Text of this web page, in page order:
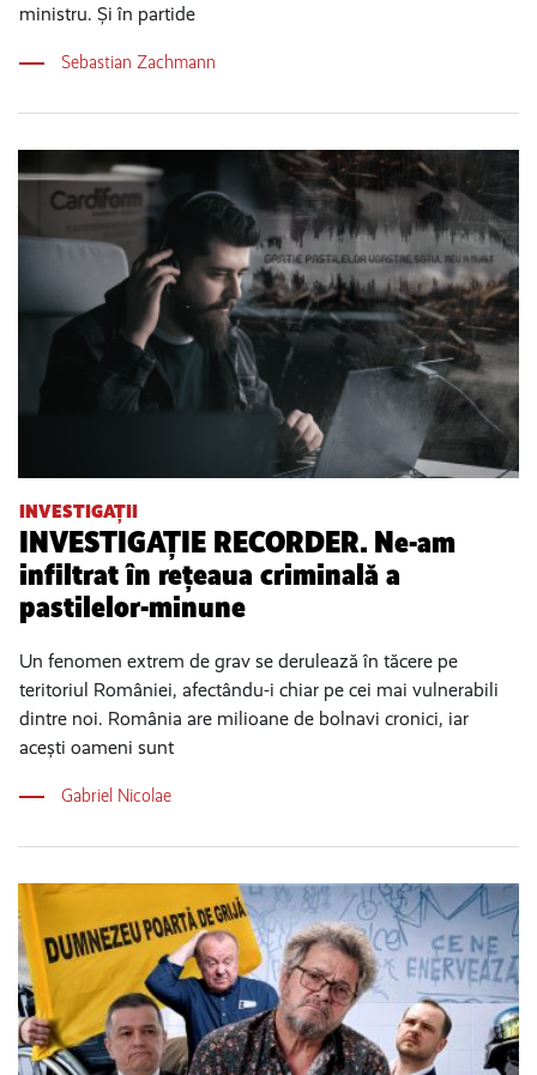
ministru. Și în partide
Sebastian Zachmann
INVESTIGAȚII
INVESTIGAȚIE RECORDER. Ne-am
infiltrat în rețeaua criminală a
pastilelor-minune
Un fenomen extrem de grav se derulează în tăcere pe
teritoriul României, afectându-i chiar pe cei mai vulnerabili
dintre noi. România are milioane de bolnavi cronici, iar
acești oameni sunt
Gabriel Nicolae